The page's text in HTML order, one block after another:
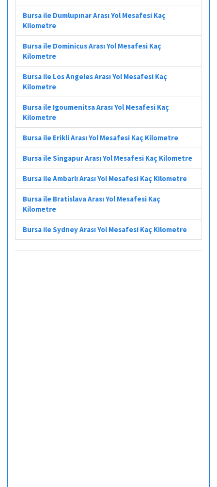
Bursa ile Dumlupınar Arası Yol Mesafesi Kaç
Kilometre
Bursa ile Dominicus Arası Yol Mesafesi Kaç
Kilometre
Bursa ile Los Angeles Arası Yol Mesafesi Kaç
Kilometre
Bursa ile Igoumenitsa Arası Yol Mesafesi Kaç
Kilometre
Bursa ile Erikli Arası Yol Mesafesi Kaç Kilometre
Bursa ile Singapur Arası Yol Mesafesi Kaç Kilometre
Bursa ile Ambarlı Arası Yol Mesafesi Kaç Kilometre
Bursa ile Bratislava Arası Yol Mesafesi Kaç
Kilometre
Bursa ile Sydney Arası Yol Mesafesi Kaç Kilometre